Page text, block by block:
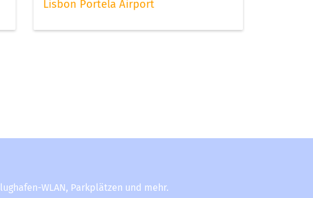
Lisbon Portela Airport
WLAN, Parkplätzen und mehr.